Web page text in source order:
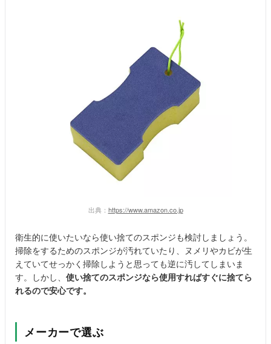
出典： https://www.amazon.co.jp
衛生的に使いたいなら使い捨てのスポンジも検討しましょう。
掃除をするためのスポンジが汚れていたり、ヌメリやカビが生
えていてせっかく掃除しようと思っても逆に汚してしまいま
す。しかし、 使い捨てのスポンジなら使用すればすぐに捨てら
れるので安心です。
メーカーで選ぶ